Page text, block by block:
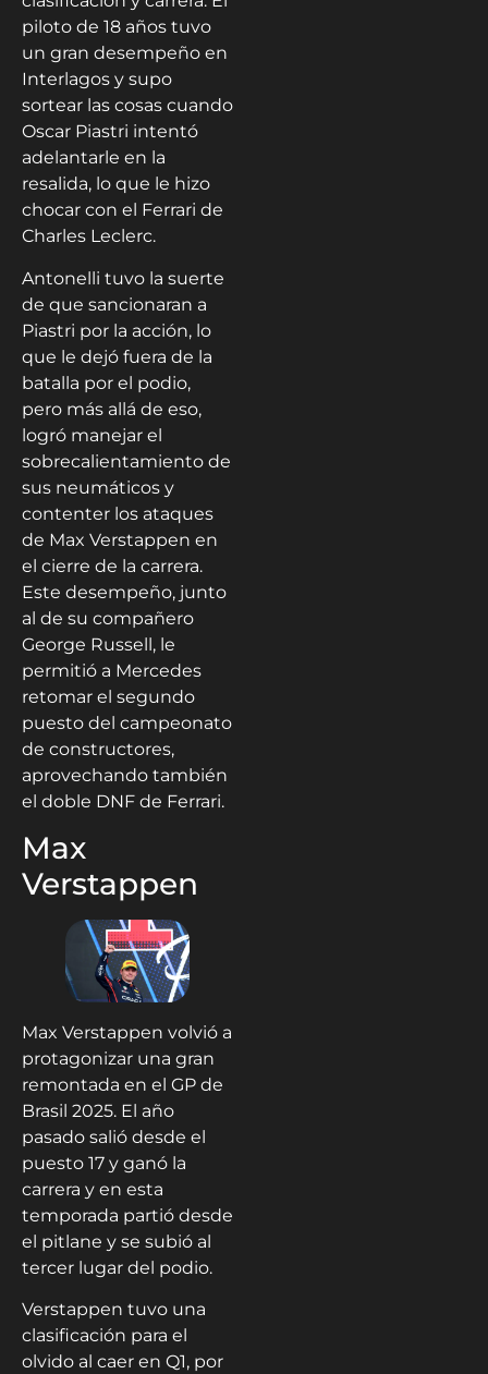
piloto de 18 años tuvo
un gran desempeño en
Interlagos y supo
sortear las cosas cuando
Oscar Piastri intentó
adelantarle en la
resalida, lo que le hizo
chocar con el Ferrari de
Charles Leclerc.
Antonelli tuvo la suerte
de que sancionaran a
Piastri por la acción, lo
que le dejó fuera de la
batalla por el podio,
pero más allá de eso,
logró manejar el
sobrecalientamiento de
sus neumáticos y
contenter los ataques
de Max Verstappen en
el cierre de la carrera.
Este desempeño, junto
al de su compañero
George Russell, le
permitió a Mercedes
retomar el segundo
puesto del campeonato
de constructores,
aprovechando también
el doble DNF de Ferrari.
Max
Verstappen
Max Verstappen volvió a
protagonizar una gran
remontada en el GP de
Brasil 2025. El año
pasado salió desde el
puesto 17 y ganó la
carrera y en esta
temporada partió desde
el pitlane y se subió al
tercer lugar del podio.
Verstappen tuvo una
clasificación para el
olvido al caer en Q1, por